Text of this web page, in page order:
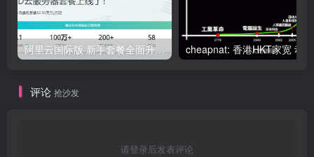
阿里云国际版 新手套餐全面升级（2.0版）新加坡等海外节点 最低2.5美元/月 T5实例 1核 512M内存 30M宽带 1T定向流量 限时特价
评论 抢沙发
请登录后发表评论